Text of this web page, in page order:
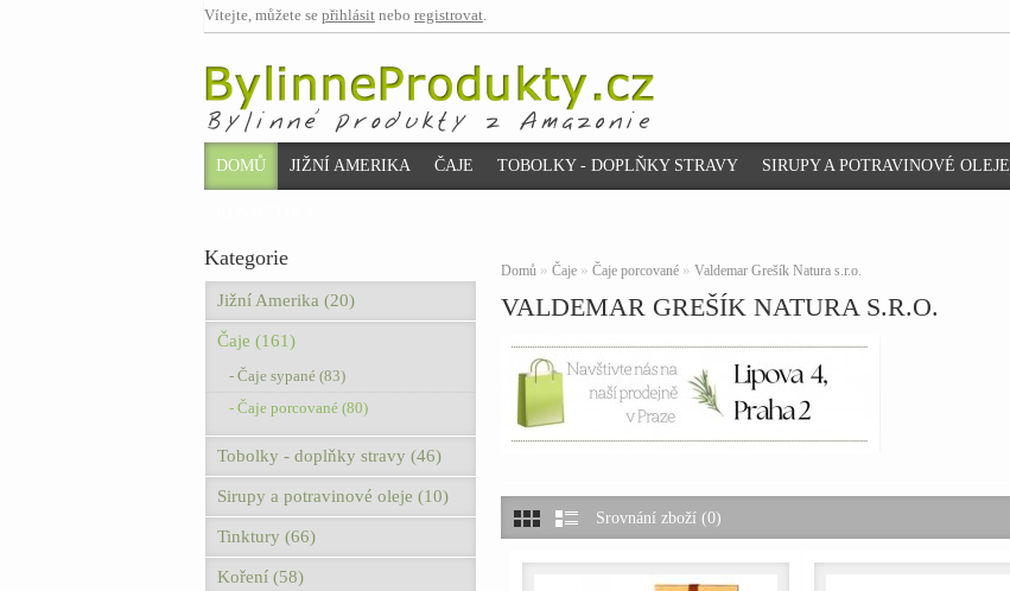
Vítejte, můžete se přihlásit nebo registrovat.
DOMŮ JIŽNÍ AMERIKA ČAJE TOBOLKY - DOPLŇKY STRAVY SIRUPY A POTRAVINOVÉ OLEJE
Kategorie
Jižní Amerika (20)
Čaje (161)
- Čaje sypané (83)
- Čaje porcované (80)
Tobolky - doplňky stravy (46)
Sirupy a potravinové oleje (10)
Tinktury (66)
Koření (58)
Domů » Čaje » Čaje porcované » Valdemar Grešík Natura s.r.o.
VALDEMAR GREŠÍK NATURA S.R.O.
Srovnání zboží (0)